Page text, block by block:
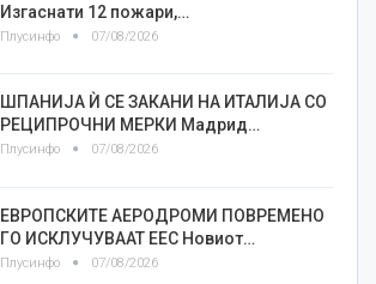
Изгаснати 12 пожари,…
Плусинфо 07/08/2026
ШПАНИЈА Ѝ СЕ ЗАКАНИ НА ИТАЛИЈА СО
РЕЦИПРОЧНИ МЕРКИ Мадрид…
Плусинфо 07/08/2026
ЕВРОПСКИТЕ АЕРОДРОМИ ПОВРЕМЕНО
ГО ИСКЛУЧУВААТ ЕЕС Новиот…
Плусинфо 07/08/2026